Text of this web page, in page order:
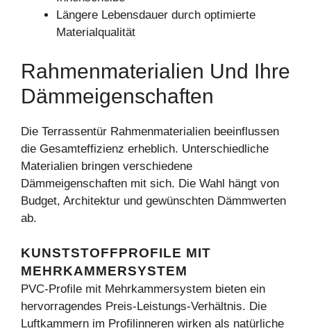
Längere Lebensdauer durch optimierte
Materialqualität
Rahmenmaterialien Und Ihre
Dämmeigenschaften
Die Terrassentür Rahmenmaterialien beeinflussen
die Gesamteffizienz erheblich. Unterschiedliche
Materialien bringen verschiedene
Dämmeigenschaften mit sich. Die Wahl hängt von
Budget, Architektur und gewünschten Dämmwerten
ab.
KUNSTSTOFFPROFILE MIT
MEHRKAMMERSYSTEM
PVC-Profile mit Mehrkammersystem bieten ein
hervorragendes Preis-Leistungs-Verhältnis. Die
Luftkammern im Profilinneren wirken als natürliche